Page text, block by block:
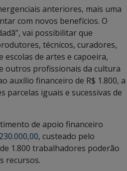
anteriores, mais uma
com novos benefícios. O
vai possibilitar que
técnicos, curadores,
de artes e capoeira,
outros profissionais da cultura
auxílio financeiro de R$ 1.800, a
parcelas iguais e sucessivas de
de apoio financeiro
, custeado pelo
1.800 trabalhadores poderão
recursos.